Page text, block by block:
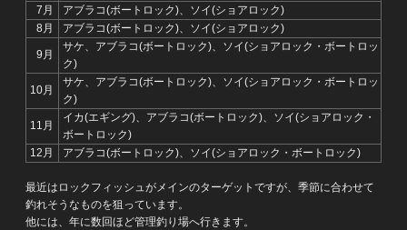
7月
アブラコ(ボートロック)、ソイ(ショアロック)
8月
アブラコ(ボートロック)、ソイ(ショアロック)
9月
サケ、アブラコ(ボートロック)、ソイ(ショアロック・ボートロッ
ク)
10月
サケ、アブラコ(ボートロック)、ソイ(ショアロック・ボートロッ
ク)
11月
イカ(エギング)、アブラコ(ボートロック)、ソイ(ショアロック・
ボートロック)
12月
アブラコ(ボートロック)、ソイ(ショアロック・ボートロック)
最近はロックフィッシュがメインのターゲットですが、季節に合わせて
釣れそうなものを狙っています。
他には、年に数回ほど管理釣り場へ行きます。